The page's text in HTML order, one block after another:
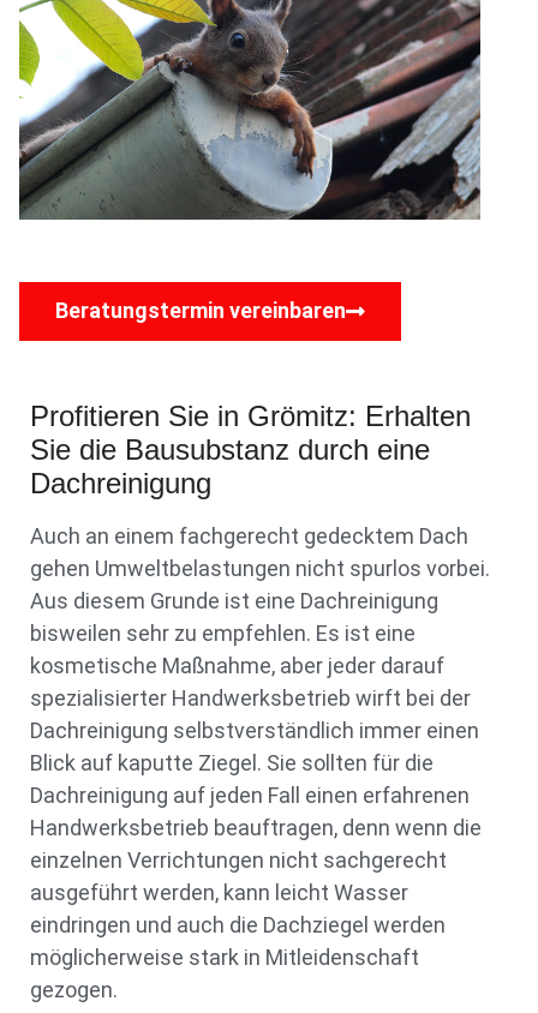
Beratungstermin vereinbaren
Profitieren Sie in Grömitz: Erhalten
Sie die Bausubstanz durch eine
Dachreinigung
Auch an einem fachgerecht gedecktem Dach
gehen Umweltbelastungen nicht spurlos vorbei.
Aus diesem Grunde ist eine Dachreinigung
bisweilen sehr zu empfehlen. Es ist eine
kosmetische Maßnahme, aber jeder darauf
spezialisierter Handwerksbetrieb wirft bei der
Dachreinigung selbstverständlich immer einen
Blick auf kaputte Ziegel. Sie sollten für die
Dachreinigung auf jeden Fall einen erfahrenen
Handwerksbetrieb beauftragen, denn wenn die
einzelnen Verrichtungen nicht sachgerecht
ausgeführt werden, kann leicht Wasser
eindringen und auch die Dachziegel werden
möglicherweise stark in Mitleidenschaft
gezogen.